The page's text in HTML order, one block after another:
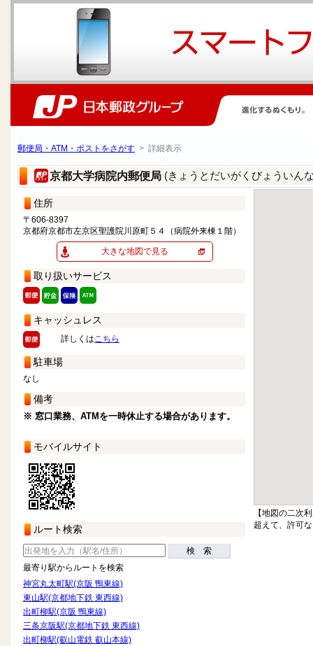
郵便局・ATM・ポストをさがす > 詳細表示
京都大学病院内郵便局 (きょうとだいがくびょういん
住所
〒606-8397
京都府京都市左京区聖護院川原町５４（病院外来棟１階）
大きな地図で見る
取り扱いサービス
キャッシュレス
詳しくはこちら
駐車場
なし
備考
※ 窓口業務、ATMを一時休止する場合があります。
モバイルサイト
ルート検索
検 索
最寄り駅からルートを検索
神宮丸太町駅(京阪 鴨東線)
東山駅(京都地下鉄 東西線)
出町柳駅(京阪 鴨東線)
三条京阪駅(京都地下鉄 東西線)
出町柳駅(叡山電鉄 叡山本線)
【地図の二次
超えて、許可